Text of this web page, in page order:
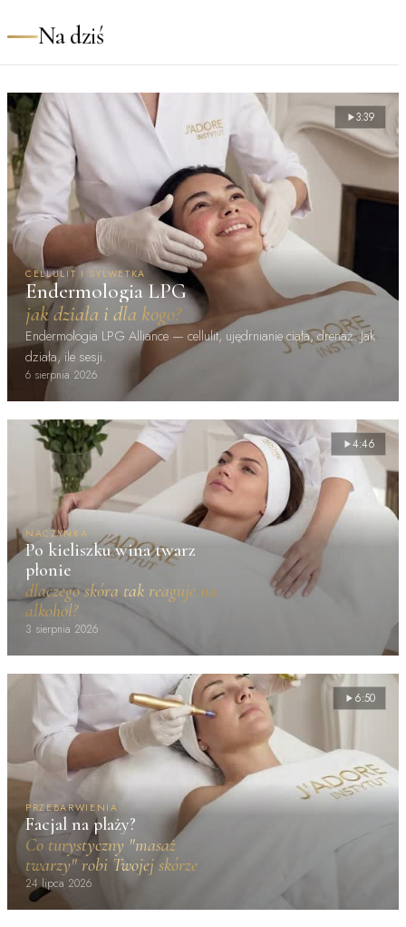
Na dziś
CELLULIT I SYLWETKA
Endermologia LPG
jak działa i dla kogo?
Endermologia LPG Alliance — cellulit, ujędrnianie ciała, drenaż. Jak
działa, ile sesji.
6 sierpnia 2026
3:39
NACZYNKA
Po kieliszku wina twarz
płonie
dlaczego skóra tak reaguje na
alkohol?
3 sierpnia 2026
4:46
PRZEBARWIENIA
Facjal na plaży?
Co turystyczny "masaż
twarzy" robi Twojej skórze
24 lipca 2026
6:50